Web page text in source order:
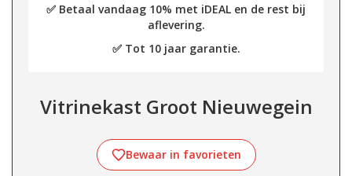
✅ Betaal vandaag 10% met iDEAL en de rest bij
aflevering.
✅ Tot 10 jaar garantie.
Vitrinekast Groot Nieuwegein
Bewaar in favorieten